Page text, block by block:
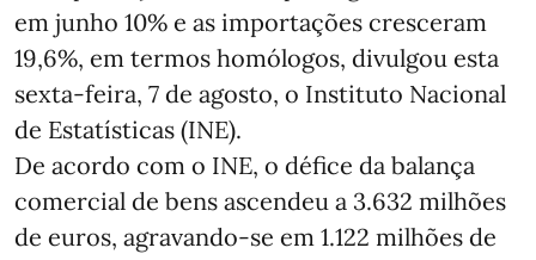
em junho 10% e as importações cresceram
19,6%, em termos homólogos, divulgou esta
sexta-feira, 7 de agosto, o Instituto Nacional
de Estatísticas (INE).
De acordo com o INE, o défice da balança
comercial de bens ascendeu a 3.632 milhões
de euros, agravando-se em 1.122 milhões de